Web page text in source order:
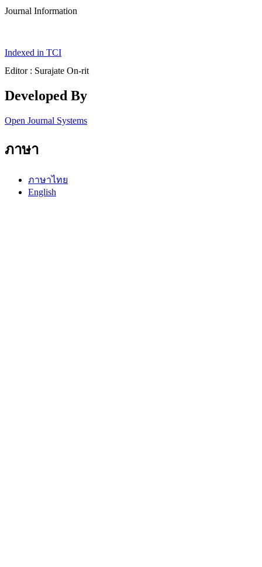
Journal Information
Indexed in TCI
Editor : Surajate On-rit
Developed By
Open Journal Systems
ภาษา
ภาษาไทย
English